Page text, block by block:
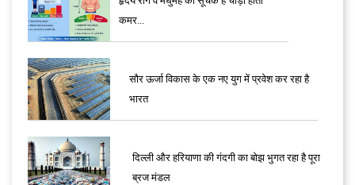
कमर...
सौर ऊर्जा विकास के एक नए युग में प्रवेश कर रहा है
भारत
दिल्ली और हरियाणा की गंदगी का बोझ भुगत रहा है पूरा
ब्रज मंडल